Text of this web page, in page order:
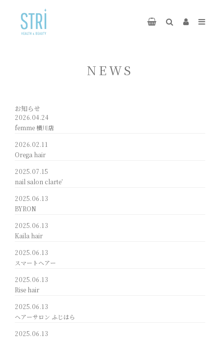
NEWS
お知らせ
2026.04.24
femme 横川店
2026.02.11
Orega hair
2025.07.15
nail salon clarte’
2025.06.13
BYRON
2025.06.13
Kaila hair
2025.06.13
スマートヘアー
2025.06.13
Rise hair
2025.06.13
ヘアーサロン ふじはら
2025.06.13